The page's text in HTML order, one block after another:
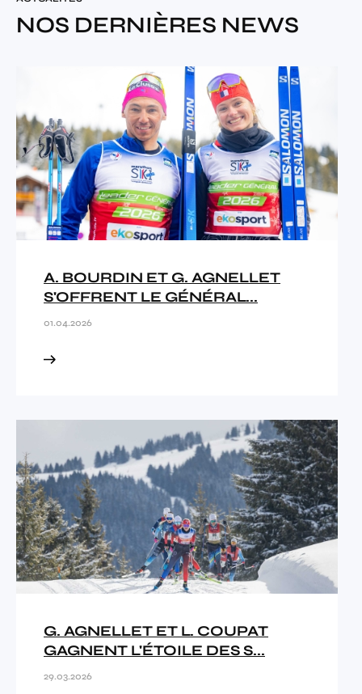
NOS DERNIÈRES NEWS
A. BOURDIN ET G. AGNELLET
S'OFFRENT LE GÉNÉRAL...
01.04.2026
G. AGNELLET ET L. COUPAT
GAGNENT L'ÉTOILE DES S...
29.03.2026